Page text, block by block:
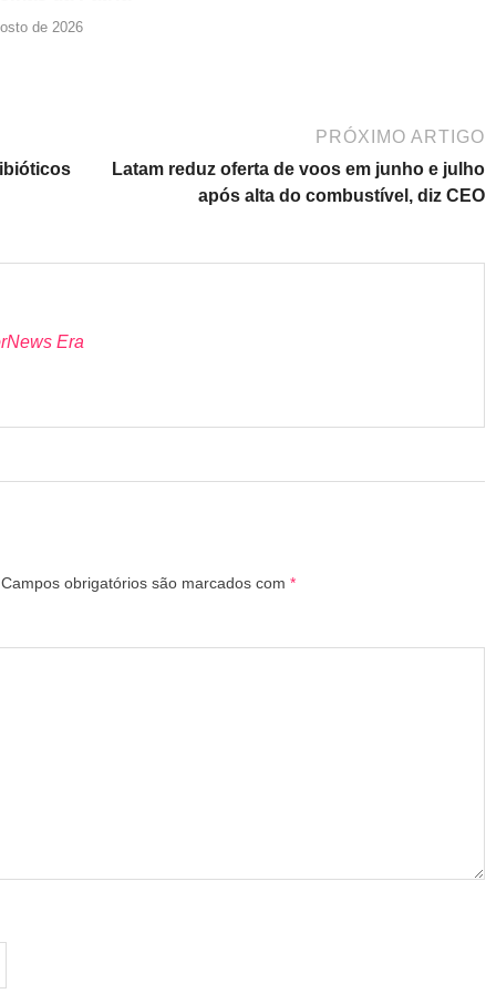
de 2026
PRÓXIMO ARTIGO
Latam reduz oferta de voos em junho e julho
após alta do combustível, diz CEO
Era
Campos obrigatórios são marcados com *